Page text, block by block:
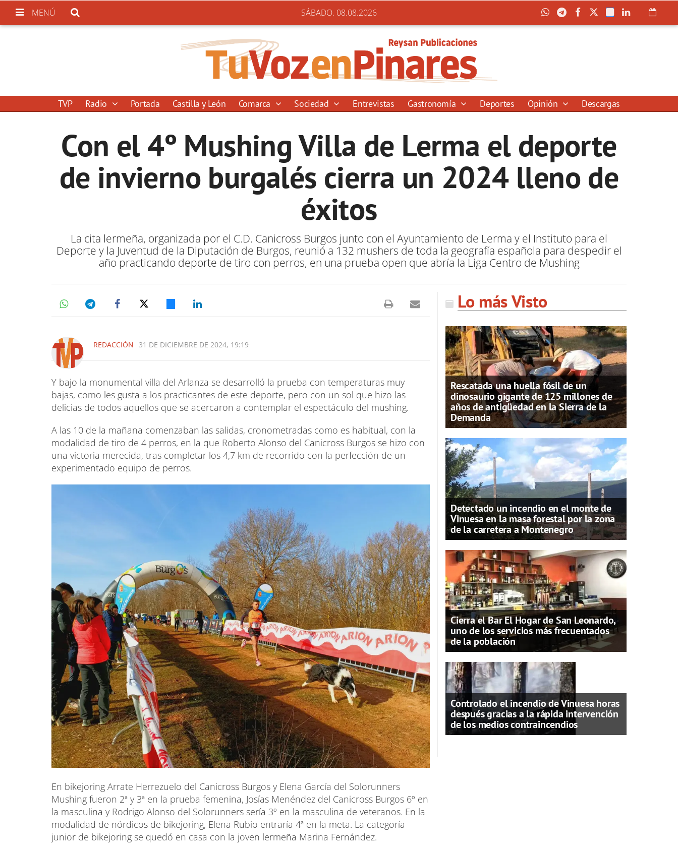
MENÚ SÁBADO. 08.08.2026
TVP Radio Portada Castilla y León Comarca Sociedad Entrevistas Gastronomía Deportes Opinión Descargas
Con el 4º Mushing Villa de Lerma el deporte
de invierno burgalés cierra un 2024 lleno de
éxitos
La cita lermeña, organizada por el C.D. Canicross Burgos junto con el Ayuntamiento de Lerma y el Instituto para el
Deporte y la Juventud de la Diputación de Burgos, reunió a 132 mushers de toda la geografía española para despedir el
año practicando deporte de tiro con perros, en una prueba open que abría la Liga Centro de Mushing
REDACCIÓN 31 DE DICIEMBRE DE 2024, 19:19
Y bajo la monumental villa del Arlanza se desarrolló la prueba con temperaturas muy
bajas, como les gusta a los practicantes de este deporte, pero con un sol que hizo las
delicias de todos aquellos que se acercaron a contemplar el espectáculo del mushing.
A las 10 de la mañana comenzaban las salidas, cronometradas como es habitual, con la
modalidad de tiro de 4 perros, en la que Roberto Alonso del Canicross Burgos se hizo con
una victoria merecida, tras completar los 4,7 km de recorrido con la perfección de un
experimentado equipo de perros.
En bikejoring Arrate Herrezuelo del Canicross Burgos y Elena García del Solorunners
Mushing fueron 2ª y 3ª en la prueba femenina, Josías Menéndez del Canicross Burgos 6º en
la masculina y Rodrigo Alonso del Solorunners sería 3º en la masculina de veteranos. En la
modalidad de nórdicos de bikejoring, Elena Rubio entraría 4ª en la meta. La categoría
junior de bikejoring se quedó en casa con la joven lermeña Marina Fernández.
Lo más Visto
Rescatada una huella fósil de un
dinosaurio gigante de 125 millones de
años de antigüedad en la Sierra de la
Demanda
Detectado un incendio en el monte de
Vinuesa en la masa forestal por la zona
de la carretera a Montenegro
Cierra el Bar El Hogar de San Leonardo,
uno de los servicios más frecuentados
de la población
Controlado el incendio de Vinuesa horas
después gracias a la rápida intervención
de los medios contraincendios